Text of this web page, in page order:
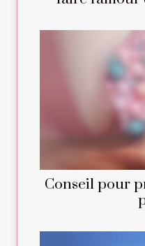
Conseil pour